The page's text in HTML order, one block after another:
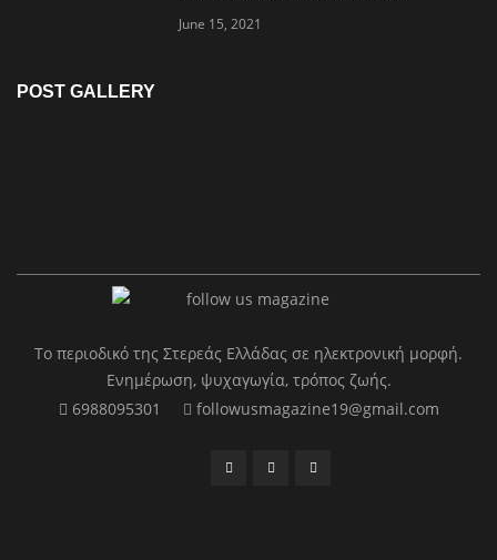
June 15, 2021
POST GALLERY
Το περιοδικό της Στερεάς Ελλάδας σε ηλεκτρονική μορφή.
Ενημέρωση, ψυχαγωγία, τρόπος ζωής.
6988095301
followusmagazine19@gmail.com